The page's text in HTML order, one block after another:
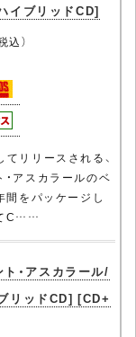
イブリッドCD]
）
リリースされる、
アスカラールのベ
間をパッケージし
C……
・アスカラール/
リッドCD] [CD+